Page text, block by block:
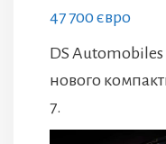
47 700 євро
DS
нового
7.